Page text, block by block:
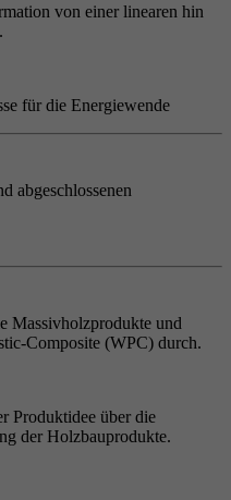
von einer linearen hin
für die Energiewende
abgeschlossenen
Massivholzprodukte und
Composite (WPC) durch.
Produktidee über die
der Holzbauprodukte.